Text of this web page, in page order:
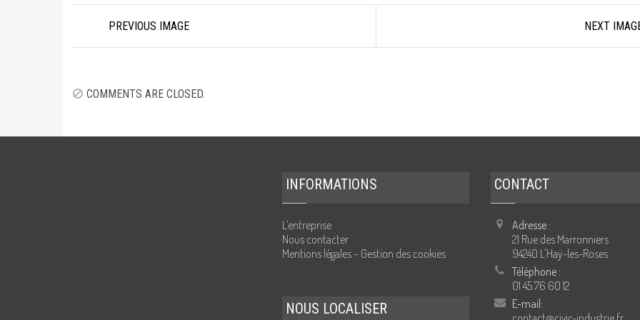
navigationPREVIOUS IMAGE NEXT
COMMENTS ARE CLOSED.
INFORMATIONS
L’entreprise
Nous contacter
Mentions légales – Gestion des cookies
NOUS LOCALISER
CONTACT
Adresse :
21 Rue des Marronniers
94240 L'Haÿ-les-Roses
Téléphone :
01 45 76 60 12
E-mail: